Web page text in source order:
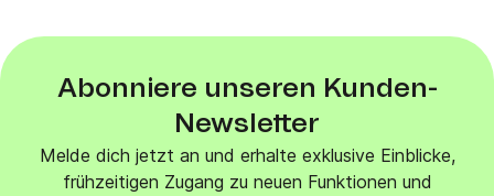
Abonniere unseren Kunden-
Newsletter
Melde dich jetzt an und erhalte exklusive Einblicke,
frühzeitigen Zugang zu neuen Funktionen und